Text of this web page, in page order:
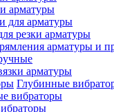
арматуры
для арматуры
резки арматуры
арматуры и
арматуры
Глубинные
вибраторы